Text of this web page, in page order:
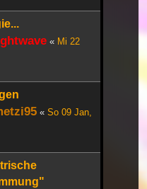
« Mi 22
« So 09 Jan,